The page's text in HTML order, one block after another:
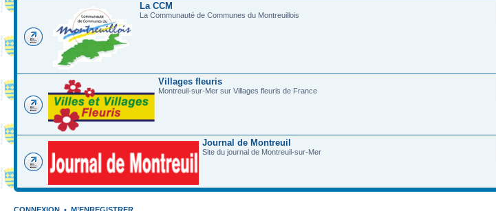
La CCM
La Communauté de Communes du Montreuillois
Villages fleuris
Montreuil-sur-Mer sur Villages fleuris de France
Journal de Montreuil
Site du journal de Montreuil-sur-Mer